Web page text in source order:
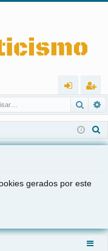
ra
r
eg
ist
ra
e
r
gerados por este